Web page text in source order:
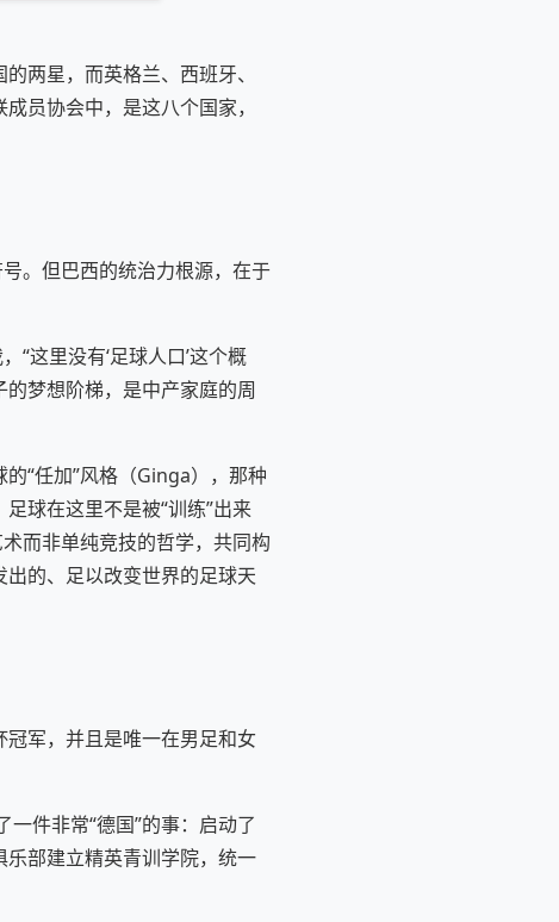
两星，而英格兰、西班牙、
员协会中，是这八个国家，
。但巴西的统治力根源，在于
“这里没有‘足球人口’这个概
梦想阶梯，是中产家庭的周
“任加”风格（Ginga），那种
球在这里不是被“训练”出来
而非单纯竞技的哲学，共同构
的、足以改变世界的足球天
军，并且是唯一在男足和女
件非常“德国”的事：启动了
部建立精英青训学院，统一